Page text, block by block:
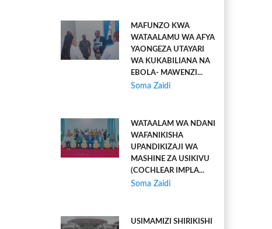
MAFUNZO KWA
WATAALAMU WA AFYA
YAONGEZA UTAYARI
WA KUKABILIANA NA
EBOLA- MAWENZI...
Soma Zaidi
WATAALAM WA NDANI
WAFANIKISHA
UPANDIKIZAJI WA
MASHINE ZA USIKIVU
(COCHLEAR IMPLA...
Soma Zaidi
USIMAMIZI SHIRIKISHI